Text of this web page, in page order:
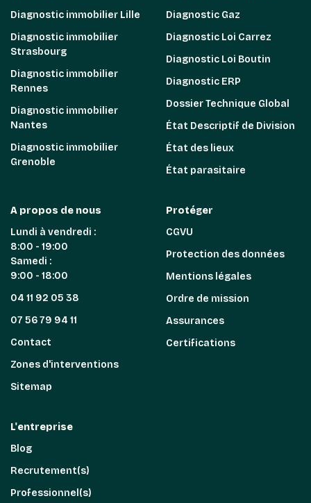
Diagnostic immobilier Lille
Diagnostic immobilier
Strasbourg
Diagnostic immobilier
Rennes
Diagnostic immobilier
Nantes
Diagnostic immobilier
Grenoble
Diagnostic Gaz
Diagnostic Loi Carrez
Diagnostic Loi Boutin
Diagnostic ERP
Dossier Technique Global
État Descriptif de Division
État des lieux
État parasitaire
A propos de nous
Lundi à vendredi :
8:00 - 19:00
Samedi :
9:00 - 18:00
04 11 92 05 38
07 56 79 94 11
Contact
Zones d'interventions
Sitemap
Protéger
CGVU
Protection des données
Mentions légales
Ordre de mission
Assurances
Certifications
L'entreprise
Blog
Recrutement(s)
Professionnel(s)